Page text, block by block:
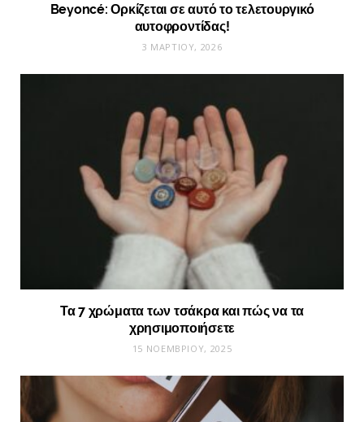
Beyoncé: Ορκίζεται σε αυτό το τελετουργικό
αυτοφροντίδας!
3 ΜΑΡΤΊΟΥ, 2026
Τα 7 χρώματα των τσάκρα και πώς να τα
χρησιμοποιήσετε
15 ΝΟΕΜΒΡΊΟΥ, 2025